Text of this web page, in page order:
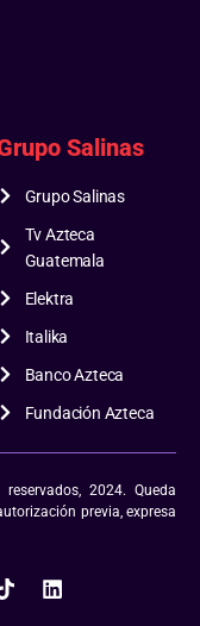
Salinas
Grupo Salinas
Tv Azteca
Guatemala
Elektra
Italika
Banco Azteca
Fundación Azteca
2024. Queda
previa, expresa